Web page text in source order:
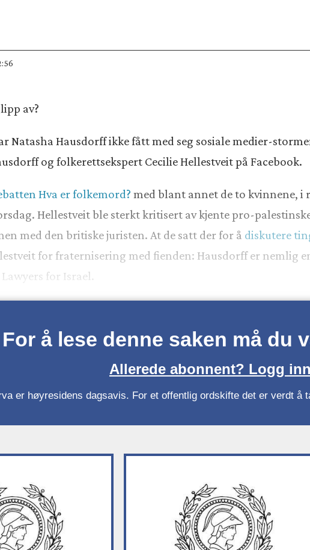
av?
Natasha Hausdorff ikke fått med seg sosiale medier-
og folkerettsekspert Cecilie Hellestveit på Facebook.
Hva er folkemord? med blant annet de to kvinnene, i
Hellestveit ble sterkt kritisert av kjente pro-
med den britiske juristen. At de satt der for å diskutere
for fraternisering med fienden: Hausdorff er nemlig
for Israel.
For å lese denne saken må du
Allerede abonnent? Logg
er høyresidens dagsavis. For et offentlig ordskifte det er verdt å